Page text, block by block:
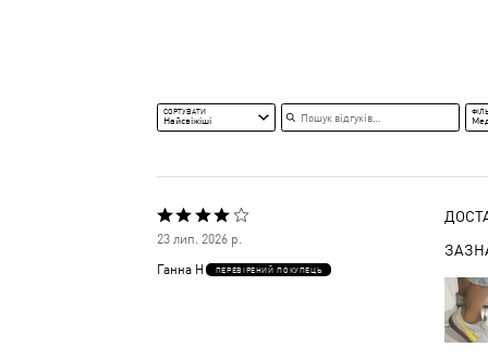
СОРТУВАТИ
Найсвіжіші
Пошук відгуків
Оцінено
23 лип. 2026 р.
Ганна Н ПЕРЕВІРЕНИЙ ПОКУПЕЦЬ